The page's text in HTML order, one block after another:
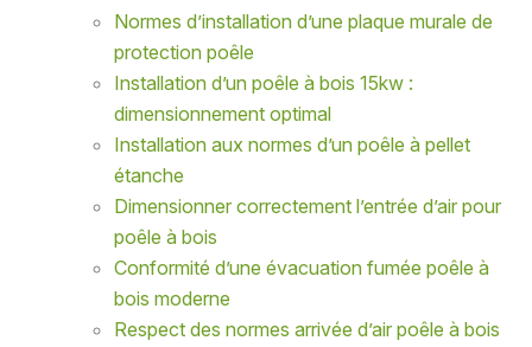
Normes d’installation d’une plaque murale de
protection poêle
Installation d’un poêle à bois 15kw :
dimensionnement optimal
Installation aux normes d’un poêle à pellet
étanche
Dimensionner correctement l’entrée d’air pour
poêle à bois
Conformité d’une évacuation fumée poêle à
bois moderne
Respect des normes arrivée d’air poêle à bois